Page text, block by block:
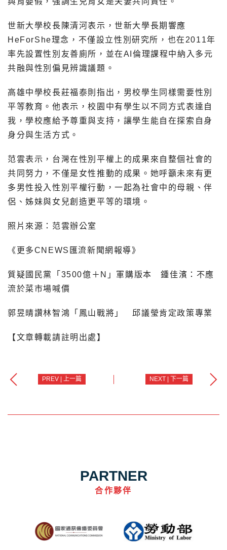
世新大學校長陳清河表示，世新大學長期響應
HeForShe理念，不僅設立性別研究所，也在2011年
率先設置性別友善廁所，並在AI倫理課程中納入多元
共融與性別偏見辨識議題。
高雄中學校長莊福泰則指出，男校學生同樣需要性別
平等教育。他表示，校園中有學生以不同方式表達自
我，學校應給予尊重與支持，讓學生能自在探索自身
身分與生活方式。
范雲表示，台灣在性別平權上的成果來自整個社會的
共同努力，不僅是女性推動的成果。她呼籲未來有更
多男性投入性別平權行動，一起為社會中的母親、伴
侶、姊妹與女兒創造更平等的環境。
照片來源：范雲辦公室
《更多CNEWS匯流新聞網報導》
質疑國民黨「3500億＋N」軍購版本 鍾佳濱：不應
流於菜市場喊價
郭昱晴讚林智鴻「鳳山戰將」 邱議瑩肯定政策專業
【文章轉載請註明出處】
PREV | 上一篇 NEXT | 下一篇
PARTNER
合作夥伴